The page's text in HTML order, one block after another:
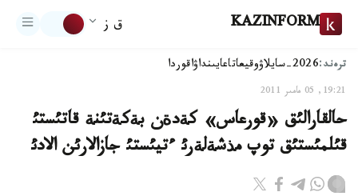
KAZINFORM ق ز
ترەند:2026-سايلاۋ وقيعاتاعايىنداۋاقوردا
19:21, 05 مامىر 2011
حالقارالئق «قورعاس» كةدةن بةكةتئنة قاتئستئ
قئلمئستئق توپ مذشةلةرئ ءتيئستئ جازالارئن الادئ